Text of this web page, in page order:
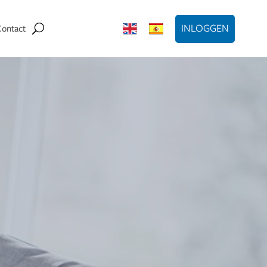
INLOGGEN